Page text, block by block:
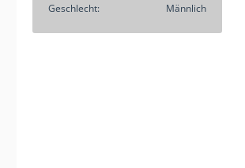
Geschlecht
Männlich